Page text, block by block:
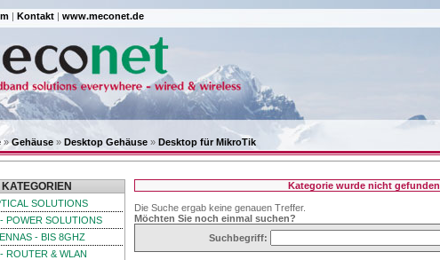
| Kontakt | www.meconet.de
»Gehäuse » Desktop Gehäuse » Desktop für MikroTik
KATEGORIEN
SOLUTIONS
POWER SOLUTIONS
- BIS 8GHZ
ROUTER & WLAN
Kategorie wurde nicht gefunden
Die Suche ergab keine genauen Treffer.
Möchten Sie noch einmal suchen?
Suchbegriff: